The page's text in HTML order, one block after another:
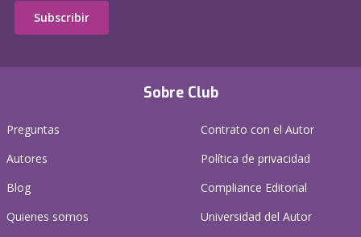
Sobre Club
Preguntas
Autores
Blog
Quienes somos
Contrato con el Autor
Política de privacidad
Compliance Editorial
Universidad del Autor
Subscribir